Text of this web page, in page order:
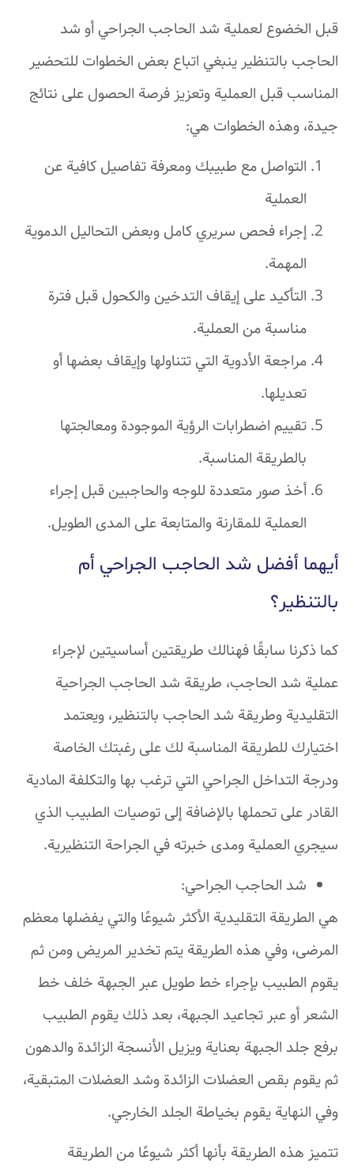
قبل الخضوع لعملية شد الحاجب الجراحي أو شد
الحاجب بالتنظير ينبغي اتباع بعض الخطوات للتحضير
المناسب قبل العملية وتعزيز فرصة الحصول على نتائج
جيدة، وهذه الخطوات هي:
التواصل مع طبيبك ومعرفة تفاصيل كافية عن
العملية
إجراء فحص سريري كامل وبعض التحاليل الدموية
المهمة.
التأكيد على إيقاف التدخين والكحول قبل فترة
مناسبة من العملية.
مراجعة الأدوية التي تتناولها وإيقاف بعضها أو
تعديلها.
تقييم اضطرابات الرؤية الموجودة ومعالجتها
بالطريقة المناسبة.
أخذ صور متعددة للوجه والحاجبين قبل إجراء
العملية للمقارنة والمتابعة على المدى الطويل.
أيهما أفضل شد الحاجب الجراحي أم
بالتنظير؟
كما ذكرنا سابقًا فهنالك طريقتين أساسيتين لإجراء
عملية شد الحاجب، طريقة شد الحاجب الجراحية
التقليدية وطريقة شد الحاجب بالتنظير، ويعتمد
اختيارك للطريقة المناسبة لك على رغبتك الخاصة
ودرجة التداخل الجراحي التي ترغب بها والتكلفة المادية
القادر على تحملها بالإضافة إلى توصيات الطبيب الذي
سيجري العملية ومدى خبرته في الجراحة التنظيرية.
شد الحاجب الجراحي:
هي الطريقة التقليدية الأكثر شيوعًا والتي يفضلها معظم
المرضى، وفي هذه الطريقة يتم تخدير المريض ومن ثم
يقوم الطبيب بإجراء خط طويل عبر الجبهة خلف خط
الشعر أو عبر تجاعيد الجبهة، بعد ذلك يقوم الطبيب
برفع جلد الجبهة بعناية ويزيل الأنسجة الزائدة والدهون
ثم يقوم بقص العضلات الزائدة وشد العضلات المتبقية،
وفي النهاية يقوم بخياطة الجلد الخارجي.
تتميز هذه الطريقة بأنها أكثر شيوعًا من الطريقة